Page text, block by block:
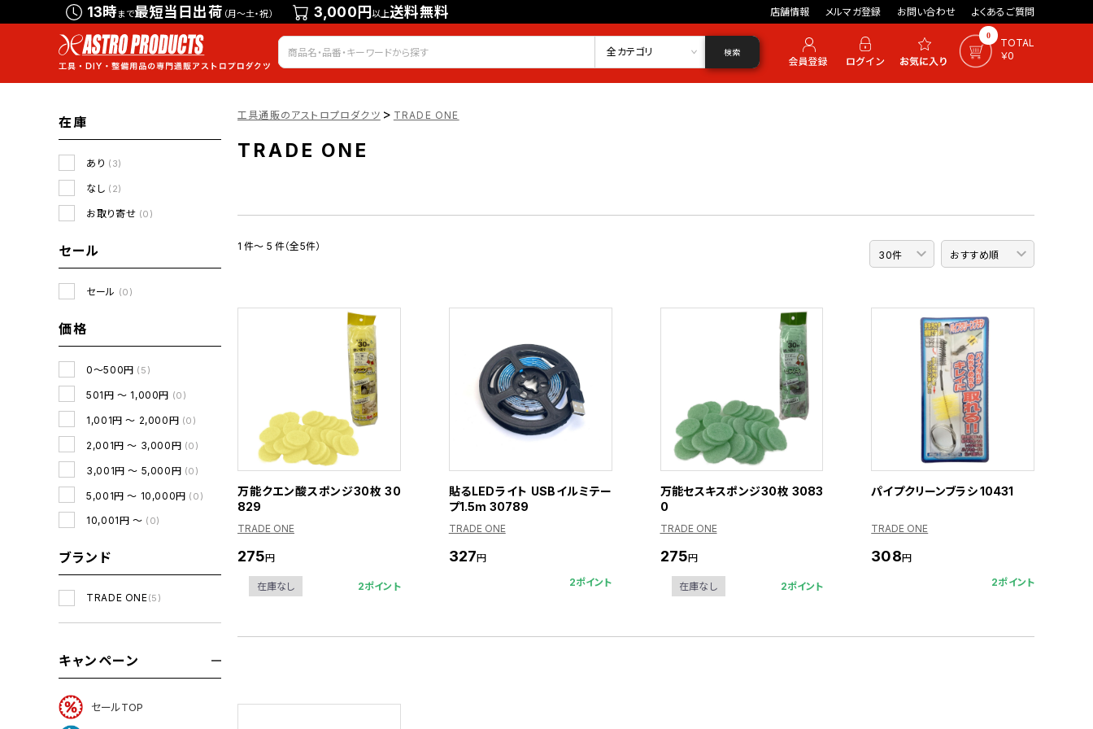
13時まで最短当日出荷 （月～土・祝） 3,000円以上送料無料 店舗情報 メルマガ登録 お問い合わせ よくあるご質問
会員登録 ログイン お気に入り 0
TOTAL
￥0
全カテゴリ 検索
在庫
あり (3)
なし (2)
お取り寄せ (0)
セール
セール (0)
価格
0～500円 (5)
501円 ～ 1,000円 (0)
1,001円 ～ 2,000円 (0)
2,001円 ～ 3,000円 (0)
3,001円 ～ 5,000円 (0)
5,001円 ～ 10,000円 (0)
10,001円 ～ (0)
ブランド
TRADE ONE(5)
キャンペーン
セールTOP
工具通販のアストロプロダクツ > TRADE ONE
TRADE ONE
1 件～ 5 件（全5件）
万能クエン酸スポンジ30枚 30
829
TRADE ONE
275円
在庫なし 2ポイント
貼るLEDライト USBイルミテー
プ1.5m 30789
TRADE ONE
327円
2ポイント
万能セスキスポンジ30枚 3083
0
TRADE ONE
275円
在庫なし 2ポイント
パイプクリーンブラシ 10431
TRADE ONE
308円
2ポイント